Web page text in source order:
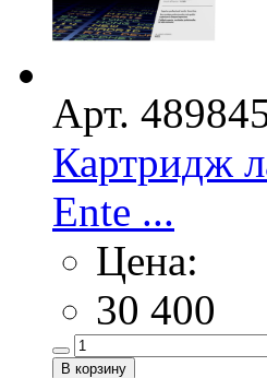
Арт.
Картридж
Ente ...
Цена:
30 400